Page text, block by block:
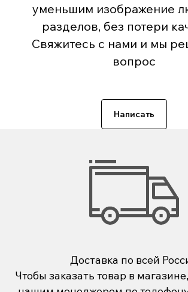
уменьшим изображение
разделов, без потери
Свяжитесь с нами и мы
вопрос
Написать
Доставка по всей
Чтобы заказать товар в